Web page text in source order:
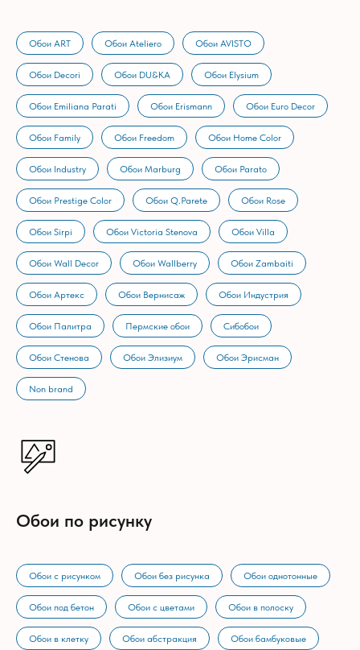
Обои ART Обои Ateliero Обои AVISTO
Обои Decori Обои DU&KA Обои Elysium
Обои Emiliana Parati Обои Erismann Обои Euro Decor
Обои Family Обои Freedom Обои Home Color
Обои Industry Обои Marburg Обои Parato
Обои Prestige Color Обои Q.Parete Обои Rose
Обои Sirpi Обои Victoria Stenova Обои Villa
Обои Wall Decor Обои Wallberry Обои Zambaiti
Обои Артекс Обои Вернисаж Обои Индустрия
Обои Палитра Пермские обои Сибобои
Обои Стенова Обои Элизиум Обои Эрисман
Non brand
Обои по рисунку
Обои с рисунком Обои без рисунка Обои однотонные
Обои под бетон Обои с цветами Обои в полоску
Обои в клетку Обои абстракция Обои бамбуковые